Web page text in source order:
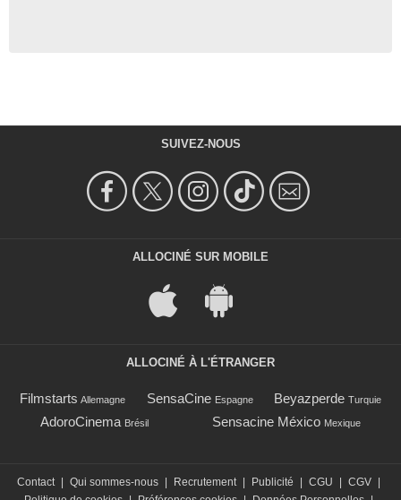
SUIVEZ-NOUS
ALLOCINÉ SUR MOBILE
ALLOCINÉ À L'ÉTRANGER
Filmstarts Allemagne SensaCine Espagne Beyazperde Turquie
AdoroCinema Brésil Sensacine México Mexique
Contact Qui sommes-nous Recrutement Publicité CGU CGV